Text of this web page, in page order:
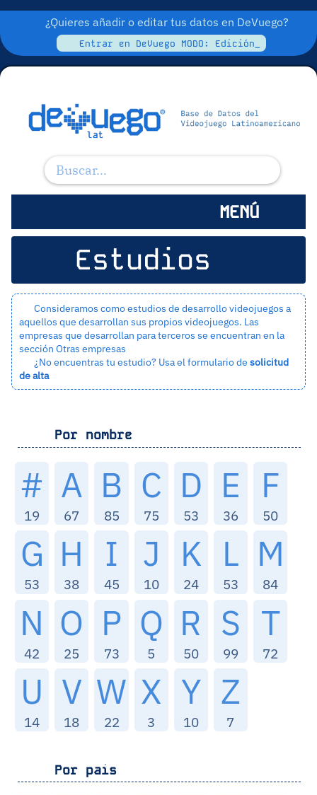
¿Quieres añadir o editar tus datos en DeVuego?
Entrar en DeVuego MODO: Edición_
MENÚ
Estudios
Consideramos como estudios de desarrollo videojuegos a
aquellos que desarrollan sus propios videojuegos. Las
empresas que desarrollan para terceros se encuentran en la
sección Otras empresas
¿No encuentras tu estudio? Usa el formulario de solicitud
de alta
Por nombre
#
19
A
67
B
85
C
75
D
53
E
36
F
50
G
53
H
38
I
45
J
10
K
24
L
53
M
84
N
42
O
25
P
73
Q
5
R
50
S
99
T
72
U
14
V
18
W
22
X
3
Y
10
Z
7
Por pais